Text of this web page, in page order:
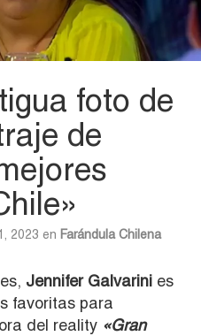
foto de
de
2023 en Farándula Chilena
Jennifer Galvarini es
favoritas para
del reality «Gran